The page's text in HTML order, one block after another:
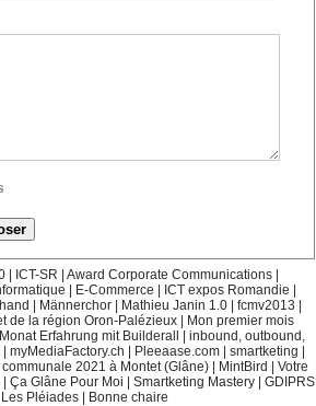
| ICT-SR | Award Corporate Communications |
| E-Commerce | ICT expos Romandie |
| Männerchor | Mathieu Janin 1.0 | fcmv2013 |
de la région Oron-Palézieux | Mon premier mois
Erfahrung mit Builderall | inbound, outbound,
| myMediaFactory.ch | Pleeaase.com | smartketing |
2021 à Montet (Glâne) | MintBird | Votre
| Ça Glâne Pour Moi | Smartketing Mastery | GDIPRS
Les Pléiades | Bonne chaire